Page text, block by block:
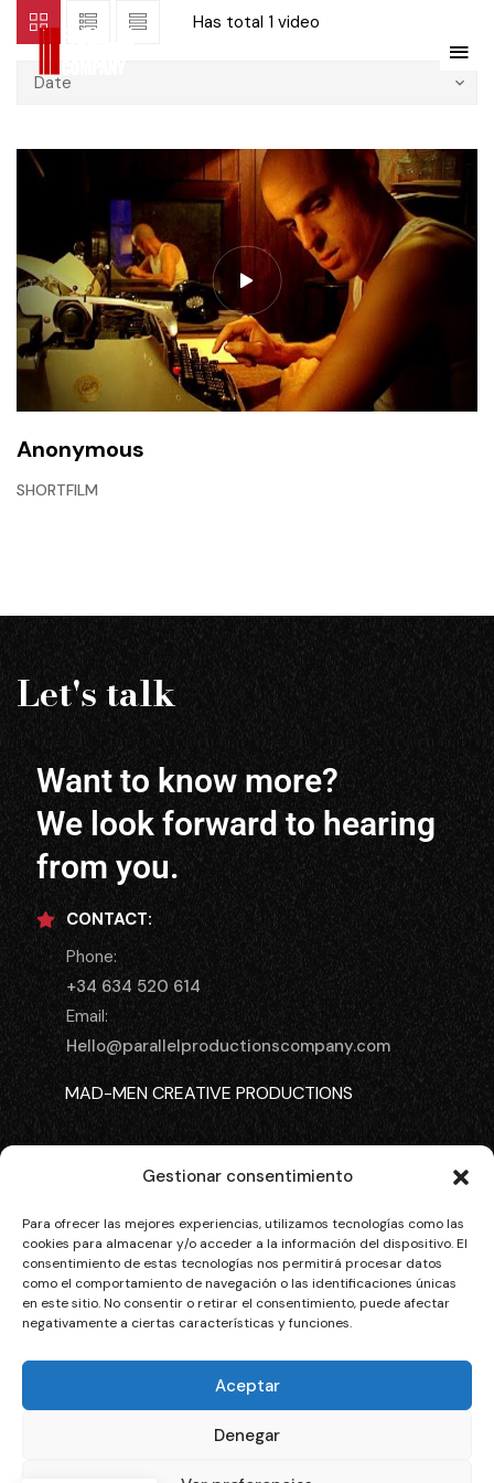
Gestionar consentimiento
Para ofrecer las mejores experiencias, utilizamos tecnologías como las
cookies para almacenar y/o acceder a la información del dispositivo. El
consentimiento de estas tecnologías nos permitirá procesar datos
como el comportamiento de navegación o las identificaciones únicas
en este sitio. No consentir o retirar el consentimiento, puede afectar
negativamente a ciertas características y funciones.
Aceptar
Denegar
Has total 1 video
Date
Anonymous
SHORTFILM
Let's talk
Want to know more?
We look forward to hearing
from you.
CONTACT:
Phone:
+34 634 520 614
Email:
Hello@parallelproductionscompany.com
MAD-MEN CREATIVE PRODUCTIONS
MENORCA LOCATIONS
CASTING MENORCA
THE SMALL HOUSE COLIVING
© 2026 Parallel Productions Company. All rights
reserved.
FINANCIADO POR LA UNIÓN EUROPEA CON EL PROGRAMA
KIT DIGITAL POR LOS FONDOS NEXT GENERATION (EU) DEL
MECANISMO DE RECUPERACIÓN Y RESILENCIA